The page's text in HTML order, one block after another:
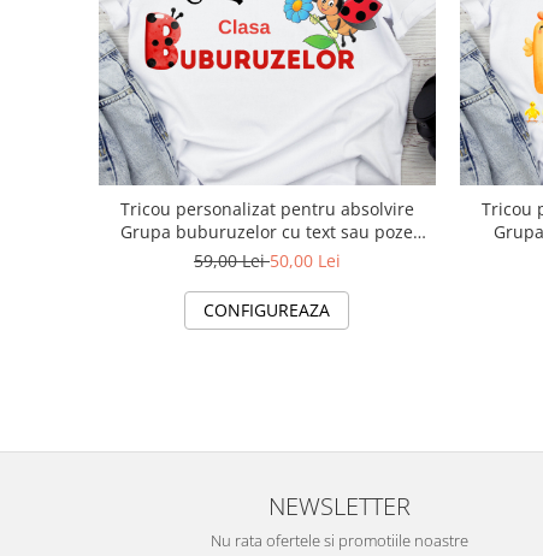
Tricou personalizat pentru absolvire
Grupa buburuzelor cu text sau poze
ABS1024
59,00 Lei50,00 Lei
CONFIGUREAZA
Tricou
NEWSLETTER
Nu rata ofertele si promotiile noastre